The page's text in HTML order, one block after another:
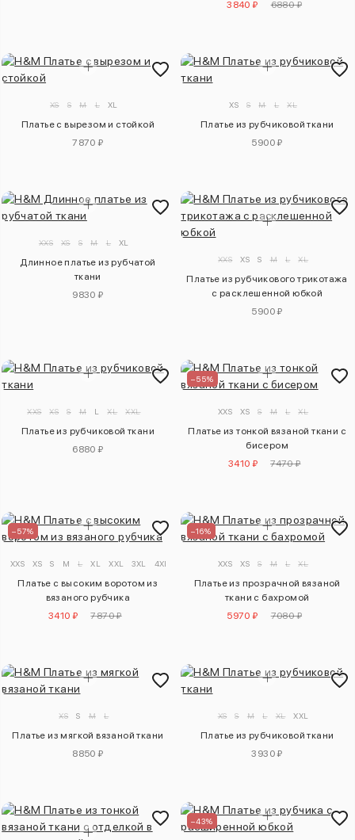
3840 ₽ 6880 ₽
XS S M L XL
Платье с вырезом и стойкой
7870 ₽
XS S M L XL
Платье из рубчиковой ткани
5900 ₽
XXS XS S M L XL
Длинное платье из рубчатой
ткани
9830 ₽
XXS XS S M L XL
Платье из рубчикового трикотажа
с расклешенной юбкой
5900 ₽
XXS XS S M L XL XXL
Платье из рубчиковой ткани
6880 ₽
–55%
XXS XS S M L XL
Платье из тонкой вязаной ткани с
бисером
3410 ₽
7470 ₽
–57%
XXS XS S M L XL XXL 3XL 4XL
Платье с высоким воротом из
вязаного рубчика
3410 ₽
7870 ₽
–16%
XXS XS S M L XL
Платье из прозрачной вязаной
ткани с бахромой
5970 ₽
7080 ₽
XS S M L
Платье из мягкой вязаной ткани
8850 ₽
XS S M L XL XXL
Платье из рубчиковой ткани
3930 ₽
–43%